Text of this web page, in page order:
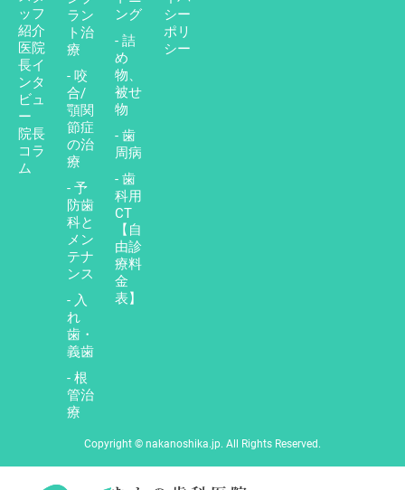
ッフ
紹介
医院
長イ
ンタ
ビュ
ー
院長
コラ
ム
ラン
ト治
療
- 咬
合/
顎関
節症
の治
療
- 予
防歯
科と
メン
テナ
ンス
- 入
れ
歯・
義歯
- 根
管治
療
ング
- 詰
め
物、
被せ
物
- 歯
周病
- 歯
科用
CT
【自
由診
療料
金
表】
シー
ポリ
シー
Copyright © nakanoshika.jp. All Rights Reserved.